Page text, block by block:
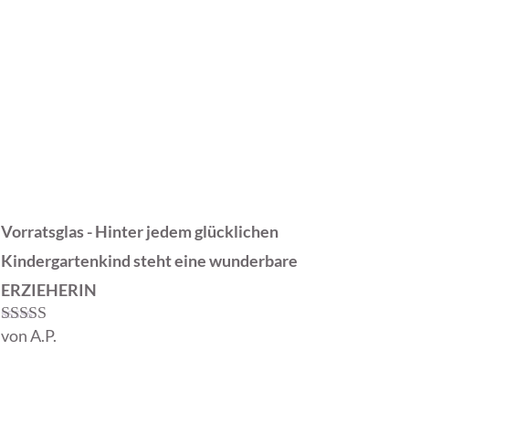
Vorratsglas - Hinter jedem glücklichen
Kindergartenkind steht eine wunderbare
ERZIEHERIN
Bewertet mit
von A.P.